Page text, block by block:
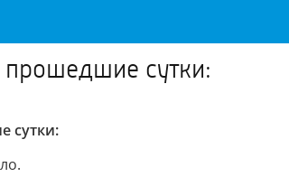
прошедшие сутки:
сутки: